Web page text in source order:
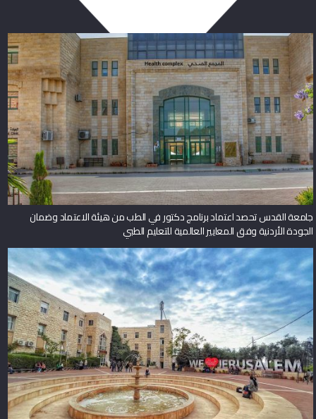
جامعة القدس تحصد اعتماد برنامج دكتور في الطب من هيئة الاعتماد وضمان
الجودة الأردنية وفق المعايير العالمية للتعليم الطبي